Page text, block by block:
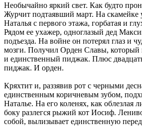
Необычайно яркий свет. Как будто
Журчит подтаявший март. На скамейке
Наталья с первого этажа, горбатая и
Рядом ее ухажер, одноглазый дед
подъезда. На войне он потерял глаз и
мозги. Получил Орден Славы, который
и единственный пиджак. Плюс
пиджак. И орден.
Кряхтит и, раззявив рот с черными
единственным коричневым зубом,
Наталье. На его коленях, как облезлая
боку разлегся рыжий кот Иосиф.
собой, вылизывает единственную